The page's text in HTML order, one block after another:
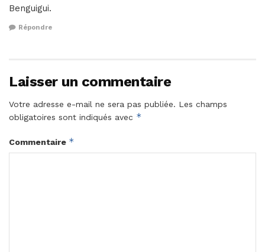
Benguigui.
Répondre
Laisser un commentaire
Votre adresse e-mail ne sera pas publiée. Les champs
obligatoires sont indiqués avec *
Commentaire *